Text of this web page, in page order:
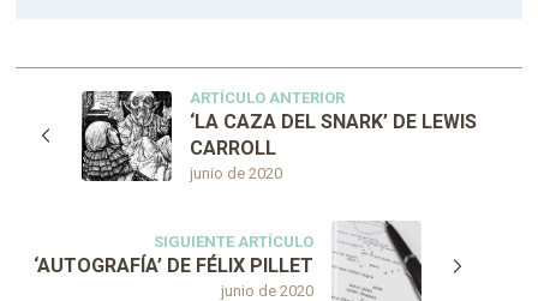
ARTÍCULO ANTERIOR
junio de 2020
‘LA CAZA DEL SNARK’ DE LEWIS
CARROLL
SIGUIENTE ARTÍCULO
junio de 2020
‘AUTOGRAFÍA’ DE FÉLIX PILLET